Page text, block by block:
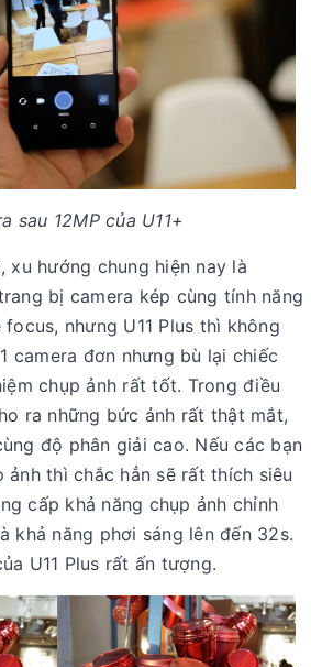
sau 12MP của U11+
xu hướng chung hiện nay là
bị camera kép cùng tính năng
nhưng U11 Plus thì không
camera đơn nhưng bù lại chiếc
chụp ảnh rất tốt. Trong điều
ra những bức ảnh rất thật mắt,
độ phân giải cao. Nếu các bạn
ảnh thì chắc hẳn sẽ rất thích siêu
cấp khả năng chụp ảnh chỉnh
khả năng phơi sáng lên đến 32s.
U11 Plus rất ấn tượng.